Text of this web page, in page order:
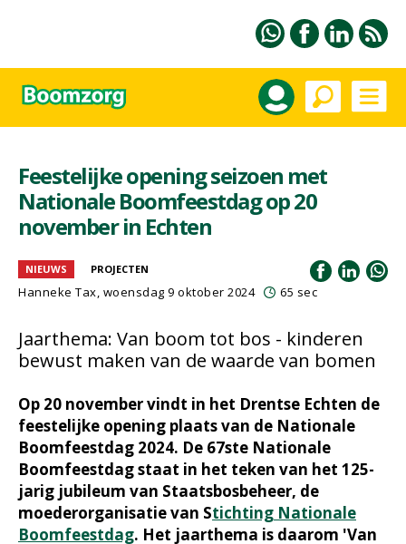
Feestelijke opening seizoen met
Nationale Boomfeestdag op 20
november in Echten
NIEUWS PROJECTEN
Hanneke Tax, woensdag 9 oktober 2024 65 sec
Jaarthema: Van boom tot bos - kinderen
bewust maken van de waarde van bomen
Op 20 november vindt in het Drentse Echten de
feestelijke opening plaats van de Nationale
Boomfeestdag 2024. De 67ste Nationale
Boomfeestdag staat in het teken van het 125-
jarig jubileum van Staatsbosbeheer, de
moederorganisatie van Stichting Nationale
Boomfeestdag. Het jaarthema is daarom 'Van